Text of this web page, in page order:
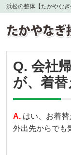
浜松の整体【たかやなぎ
Q. 会社
が、着
A. はい、お着替
外出先からでも